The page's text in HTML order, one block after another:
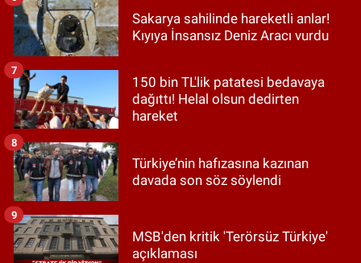
Sakarya sahilinde hareketli anlar!
Kıyıya İnsansız Deniz Aracı vurdu
150 bin TL'lik patatesi bedavaya
dağıttı! Helal olsun dedirten
hareket
7
Türkiye’nin hafızasına kazınan
davada son söz söylendi
8
MSB'den kritik 'Terörsüz Türkiye'
açıklaması
9